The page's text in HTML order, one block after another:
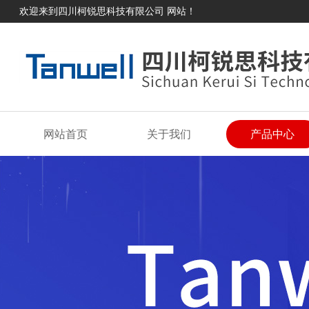
欢迎来到四川柯锐思科技有限公司 网站！
网站首页 关于我们 产品中心